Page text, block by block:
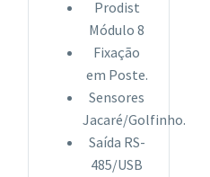
Prodist
Módulo 8
Fixação
em Poste.
Sensores
Jacaré/Golfinho.
Saída RS-
485/USB